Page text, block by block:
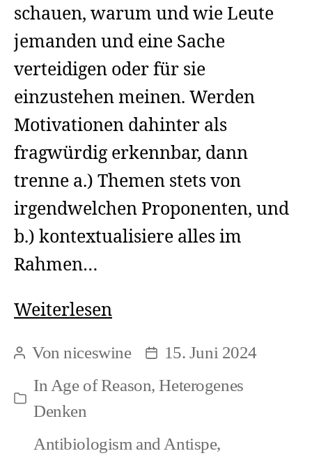
schauen, warum und wie Leute
jemanden und eine Sache
verteidigen oder für sie
einzustehen meinen. Werden
Motivationen dahinter als
fragwürdig erkennbar, dann
trenne a.) Themen stets von
irgendwelchen Proponenten, und
b.) kontextualisiere alles im
Rahmen…
WeiterlesenThe
credible
allies
Beitragsautor
Vonniceswine Beitragsdatum
15. Juni 2024
Kategorien
In Age of Reason,Heterogenes
Denken
Antibiologism and Antispe,